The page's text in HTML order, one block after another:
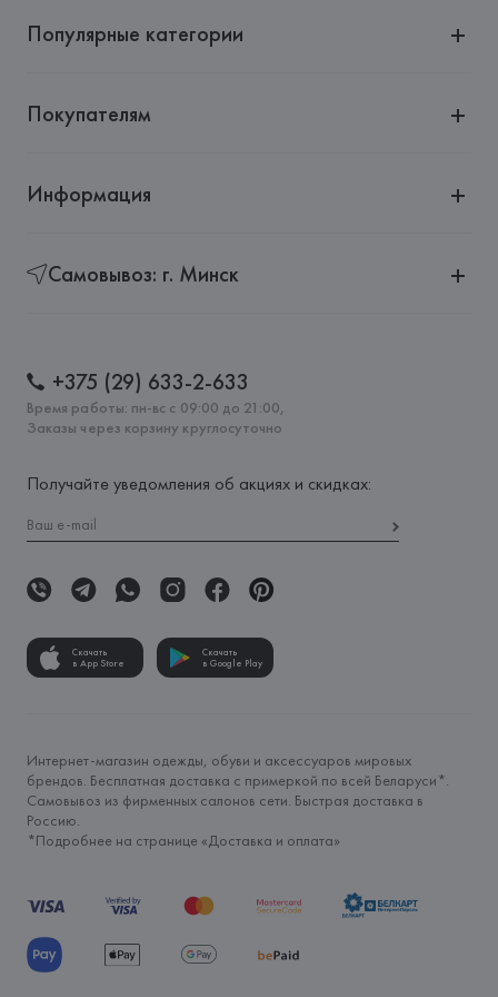
Популярные категории
Покупателям
Информация
Самовывоз: г. Минск
+375 (29) 633-2-633
Время работы: пн-вс с 09:00 до 21:00,
Заказы через корзину круглосуточно
Получайте уведомления об акциях и скидках:
Скачать
в App Store
Скачать
в Google Play
Интернет-магазин одежды, обуви и аксессуаров мировых
брендов. Бесплатная доставка с примеркой по всей Беларуси*.
Самовывоз из фирменных салонов сети. Быстрая доставка в
Россию.
*Подробнее на странице «Доставка и оплата»